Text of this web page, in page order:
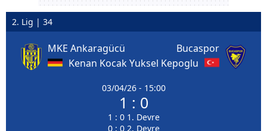
2. Lig | 34
MKE Ankaragücü
Kenan Kocak
03/04/26 - 15:00
1 : 0
1 : 0 1. Devre
0 : 0 2. Devre
Bucaspor
Yuksel Kepoglu